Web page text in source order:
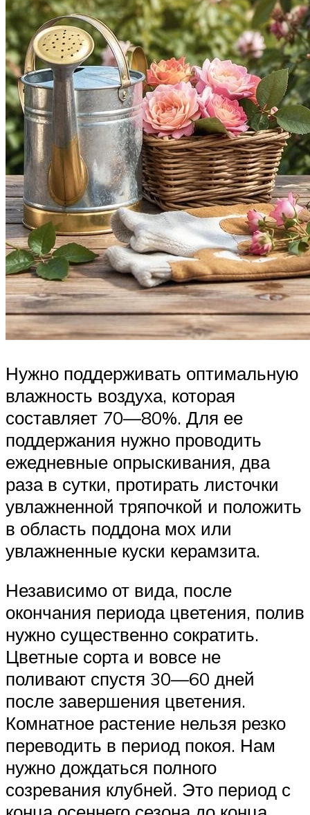
Нужно поддерживать оптимальную
влажность воздуха, которая
составляет 70—80%. Для ее
поддержания нужно проводить
ежедневные опрыскивания, два
раза в сутки, протирать листочки
увлажненной тряпочкой и положить
в область поддона мох или
увлажненные куски керамзита.
Независимо от вида, после
окончания периода цветения, полив
нужно существенно сократить.
Цветные сорта и вовсе не
поливают спустя 30—60 дней
после завершения цветения.
Комнатное растение нельзя резко
переводить в период покоя. Нам
нужно дождаться полного
созревания клубней. Это период с